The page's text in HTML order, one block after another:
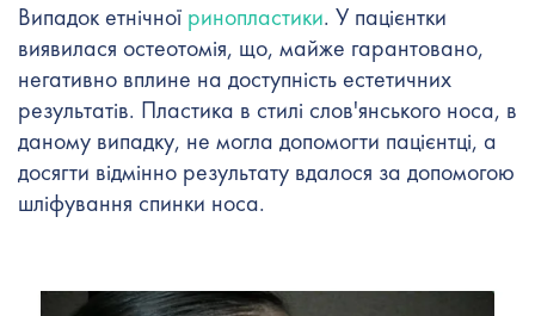
Випадок етнічної ринопластики. У пацієнтки
виявилася остеотомія, що, майже гарантовано,
негативно вплине на доступність естетичних
результатів. Пластика в стилі слов'янського носа, в
даному випадку, не могла допомогти пацієнтці, а
досягти відмінно результату вдалося за допомогою
шліфування спинки носа.